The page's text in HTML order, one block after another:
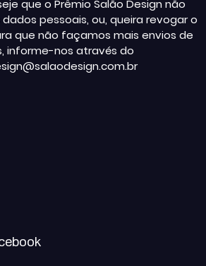
que o Prêmio Salão Design não
pessoais, ou, queira revogar o
que não façamos mais envios de
informe-nos através do